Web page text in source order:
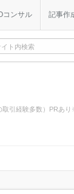
コンサル 記事作
取引経験多数）PRあ